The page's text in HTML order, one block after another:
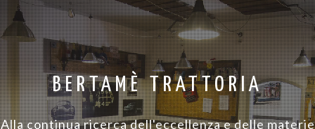
BERTAMÈ TRATTORIA
Alla continua ricerca dell'eccellenza e delle materie